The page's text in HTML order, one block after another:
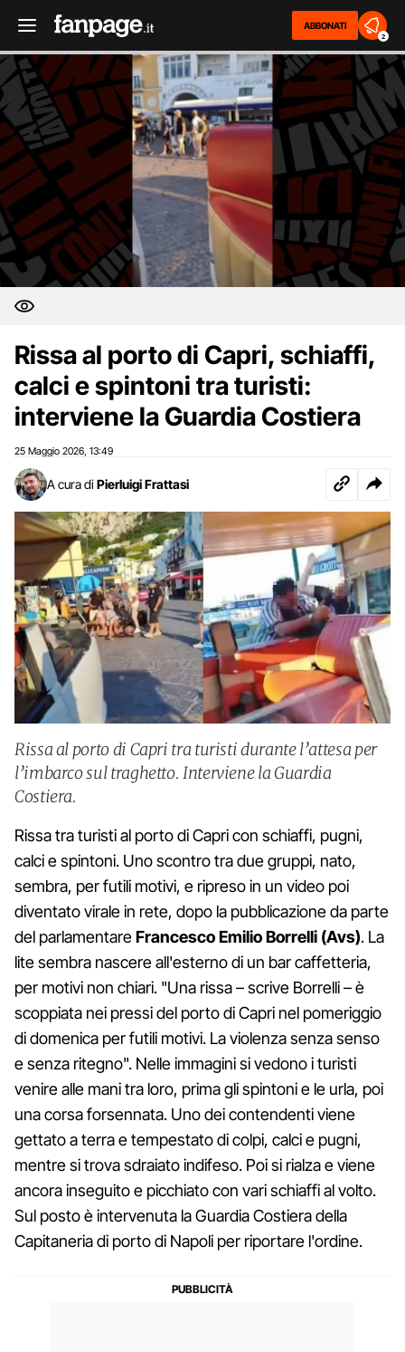
ABBONATI
2
Rissa al porto di Capri, schiaffi,
calci e spintoni tra turisti:
interviene la Guardia Costiera
25 Maggio 2026 13:49
A cura di Pierluigi Frattasi
Rissa al porto di Capri tra turisti durante l’attesa per
l’imbarco sul traghetto. Interviene la Guardia
Costiera.
Rissa tra turisti al porto di Capri con schiaffi, pugni,
calci e spintoni. Uno scontro tra due gruppi, nato,
sembra, per futili motivi, e ripreso in un video poi
diventato virale in rete, dopo la pubblicazione da parte
del parlamentareFrancesco Emilio Borrelli (Avs). La
lite sembra nascere all'esterno di un bar caffetteria,
per motivi non chiari. "Una rissa – scrive Borrelli – è
scoppiata nei pressi del porto di Capri nel pomeriggio
di domenica per futili motivi. La violenza senza senso
e senza ritegno". Nelle immagini si vedono i turisti
venire alle mani tra loro, prima gli spintoni e le urla, poi
una corsa forsennata. Uno dei contendenti viene
gettato a terra e tempestato di colpi, calci e pugni,
mentre si trova sdraiato indifeso. Poi si rialza e viene
ancora inseguito e picchiato con vari schiaffi al volto.
Sul posto è intervenuta la Guardia Costiera della
Capitaneria di porto di Napoli per riportare l'ordine.